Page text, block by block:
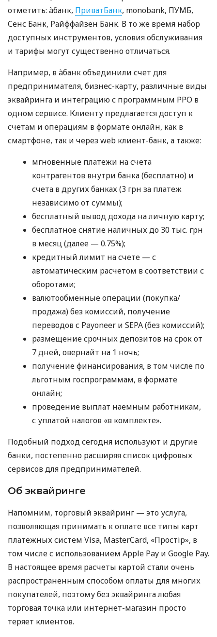
отметить: àбанк, ПриватБанк, monobank, ПУМБ,
Сенс Банк, Райффайзен Банк. В то же время набор
доступных инструментов, условия обслуживания
и тарифы могут существенно отличаться.
Например, в àбанк объединили счет для
предпринимателя, бизнес-карту, различные виды
эквайринга и интеграцию с программным РРО в
одном сервисе. Клиенту предлагается доступ к
счетам и операциям в формате онлайн, как в
смартфоне, так и через web клиент-банк, а также:
мгновенные платежи на счета
контрагентов внутри банка (бесплатно) и
счета в других банках (3 грн за платеж
независимо от суммы);
бесплатный вывод дохода на личную карту;
бесплатное снятие наличных до 30 тыс. грн
в месяц (далее — 0.75%);
кредитный лимит на счете — с
автоматическим расчетом в соответствии с
оборотами;
валютообменные операции (покупка/
продажа) без комиссий, получение
переводов с Payoneer и SEPA (без комиссий);
размещение срочных депозитов на срок от
7 дней, овернайт на 1 ночь;
получение финансирования, в том числе по
льготным госпрограммам, в формате
онлайн;
проведение выплат наемным работникам,
с уплатой налогов «в комплекте».
Подобный подход сегодня используют и другие
банки, постепенно расширяя список цифровых
сервисов для предпринимателей.
Об эквайринге
Напомним, торговый эквайринг — это услуга,
позволяющая принимать к оплате все типы карт
платежных систем Visa, MasterCard, «Простір», в
том числе с использованием Apple Pay и Google Pay.
В настоящее время расчеты картой стали очень
распространенным способом оплаты для многих
покупателей, поэтому без эквайринга любая
торговая точка или интернет-магазин просто
теряет клиентов.